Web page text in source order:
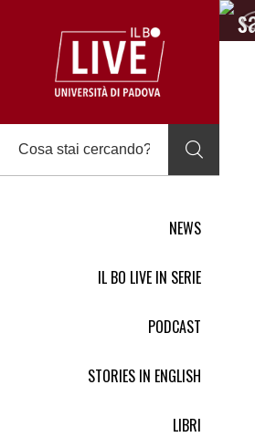
NEWS
IL BO LIVE IN SERIE
PODCAST
STORIES IN ENGLISH
LIBRI